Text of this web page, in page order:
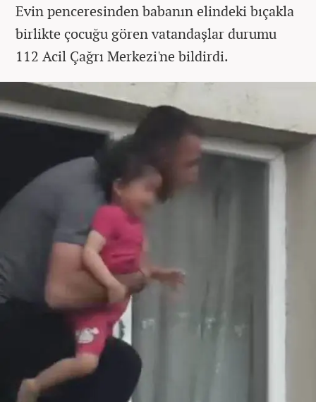
Evin penceresinden babanın elindeki bıçakla
birlikte çocuğu gören vatandaşlar durumu
112 Acil Çağrı Merkezi'ne bildirdi.